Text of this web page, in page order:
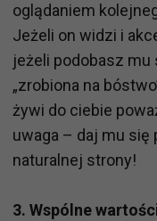
oglądaniem
Jeżeli on widzi i
jeżeli podobasz mu
„zrobiona na
żywi do ciebie
uwaga – daj mu się
naturalnej strony!
3. Wspólne